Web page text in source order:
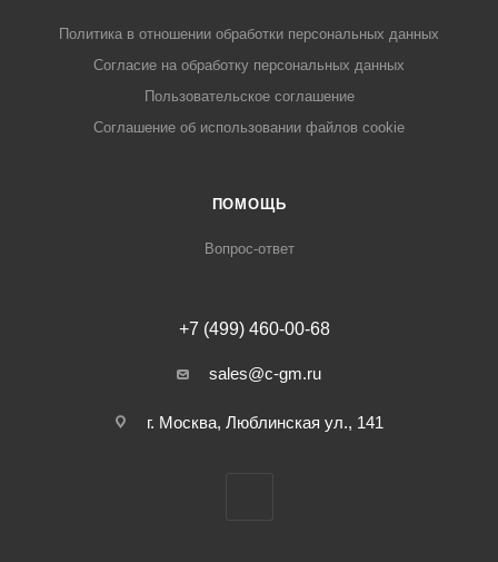
Политика в отношении обработки персональных данных
Cогласие на обработку персональных данных
Пользовательское соглашение
Cоглашение об использовании файлов cookie
ПОМОЩЬ
Вопрос-ответ
+7 (499) 460-00-68
sales@c-gm.ru
г. Москва, Люблинская ул., 141